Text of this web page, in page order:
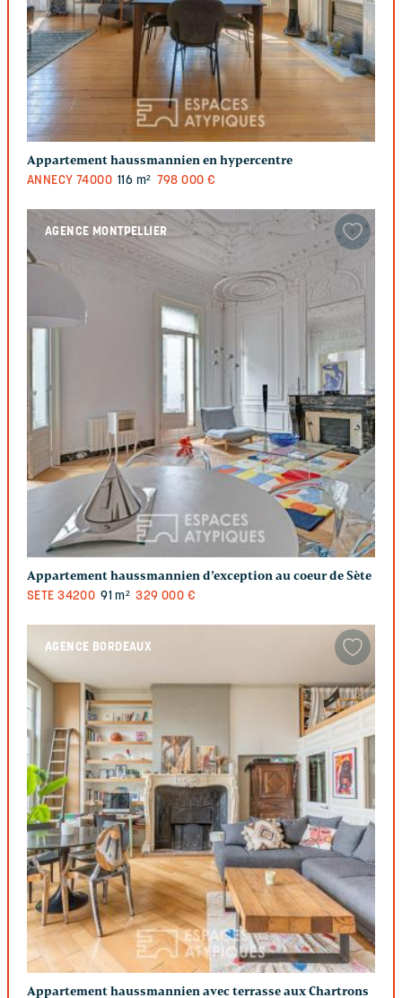
Appartement haussmannien en hypercentre
ANNECY 74000 116 m² 798 000 €
AGENCE MONTPELLIER
Appartement haussmannien d’exception au coeur de Sète
SETE 34200 91 m² 329 000 €
AGENCE BORDEAUX
Appartement haussmannien avec terrasse aux Chartrons